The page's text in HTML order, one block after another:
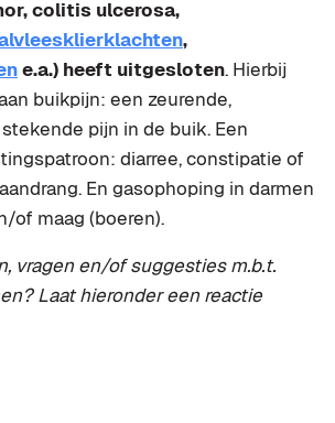
colitis ulcerosa,
,
e.a.) heeft uitgesloten. Hierbij
buikpijn: een zeurende,
pijn in de buik. Een
diarree, constipatie of
En gasophoping in darmen
of maag (boeren).
vragen en/of suggesties m.b.t.
Laat hieronder een reactie